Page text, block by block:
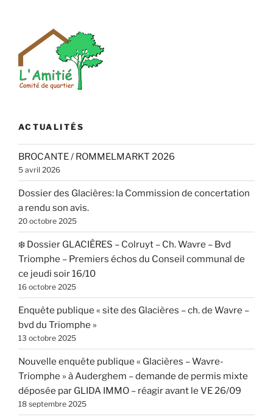
ACTUALITÉS
BROCANTE / ROMMELMARKT 2026
5 avril 2026
Dossier des Glacières: la Commission de concertation
a rendu son avis.
20 octobre 2025
❄️ Dossier GLACIÈRES – Colruyt – Ch. Wavre – Bvd
Triomphe – Premiers échos du Conseil communal de
ce jeudi soir 16/10
16 octobre 2025
Enquête publique « site des Glacières – ch. de Wavre –
bvd du Triomphe »
13 octobre 2025
Nouvelle enquête publique « Glacières – Wavre-
Triomphe » à Auderghem – demande de permis mixte
déposée par GLIDA IMMO – réagir avant le VE 26/09
18 septembre 2025